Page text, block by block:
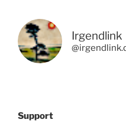
Irgendlink
Support